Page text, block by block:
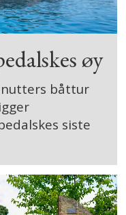
øy
båttur
siste